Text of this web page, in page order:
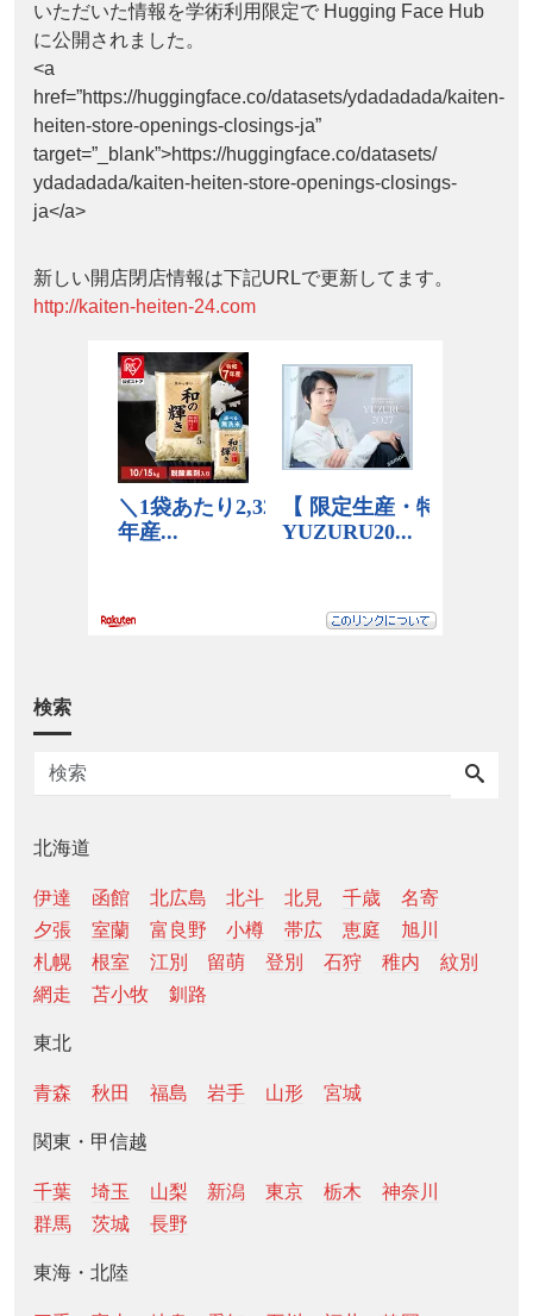
いただいた情報を学術利用限定で Hugging Face Hub
に公開されました。
<a
href=”https://huggingface.co/datasets/ydadadada/kaiten-
heiten-store-openings-closings-ja”
target=”_blank”>https://huggingface.co/datasets/
ydadadada/kaiten-heiten-store-openings-closings-
ja</a>
新しい開店閉店情報は下記URLで更新してます。
http://kaiten-heiten-24.com
検索
北海道
伊達 函館 北広島 北斗 北見 千歳
名寄
夕張
室蘭 富良野 小樽 帯広 恵庭
旭川
札幌
根室 江別 留萌 登別 石狩 稚内
紋別
網走
苫小牧 釧路
東北
青森 秋田 福島 岩手 山形 宮城
関東・甲信越
千葉 埼玉 山梨 新潟 東京 栃木
神奈川
群馬
茨城 長野
東海・北陸